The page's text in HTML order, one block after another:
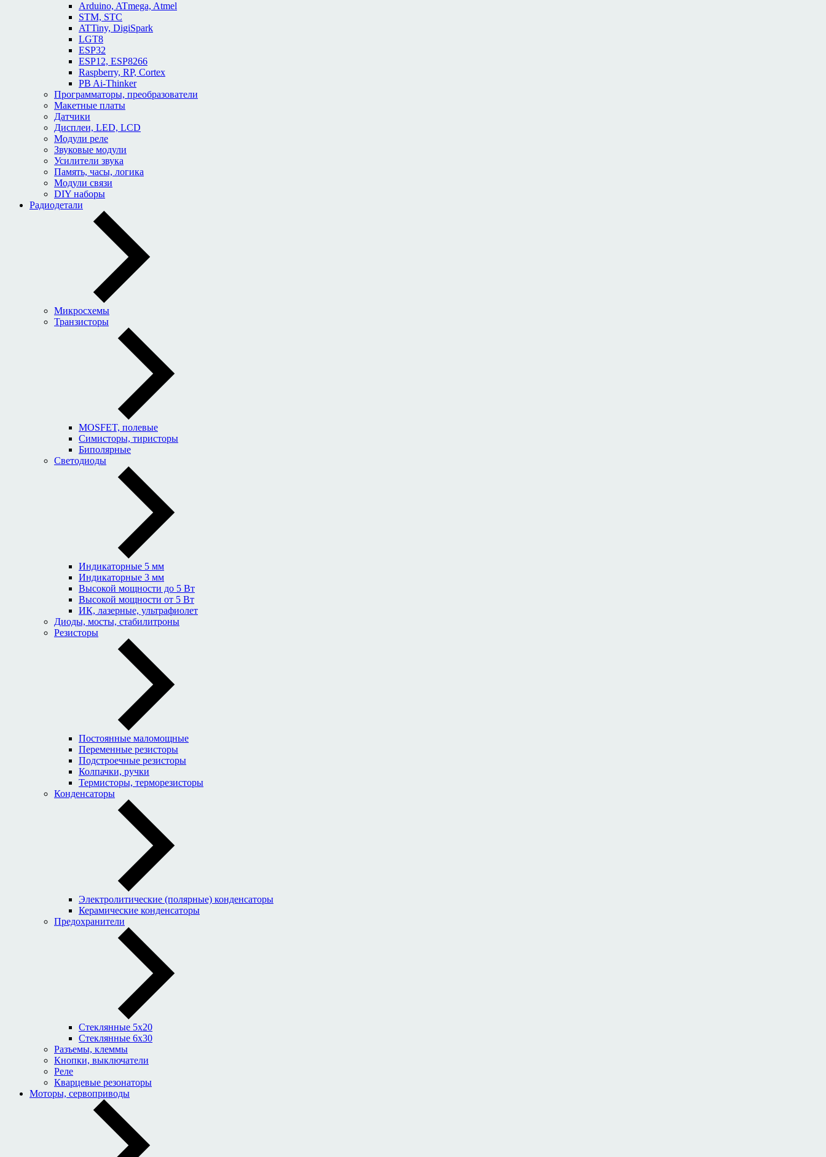
Arduino, ATmega, Atmel
STM, STC
ATTiny, DigiSpark
LGT8
ESP32
ESP12, ESP8266
Raspberry, RP, Cortex
PB Ai-Thinker
Программаторы, преобразователи
Макетные платы
Датчики
Дисплеи, LED, LCD
Модули реле
Звуковые модули
Усилители звука
Память, часы, логика
Модули связи
DIY наборы
Радиодетали
Микросхемы
Транзисторы
MOSFET, полевые
Симисторы, тиристоры
Биполярные
Светодиоды
Индикаторные 5 мм
Индикаторные 3 мм
Высокой мощности до 5 Вт
Высокой мощности от 5 Вт
ИК, лазерные, ультрафиолет
Диоды, мосты, стабилитроны
Резисторы
Постоянные маломощные
Переменные резисторы
Подстроечные резисторы
Колпачки, ручки
Термисторы, терморезисторы
Конденсаторы
Электролитические (полярные) конденсаторы
Керамические конденсаторы
Предохранители
Стеклянные 5x20
Стеклянные 6x30
Разъемы, клеммы
Кнопки, выключатели
Реле
Кварцевые резонаторы
Моторы, сервоприводы